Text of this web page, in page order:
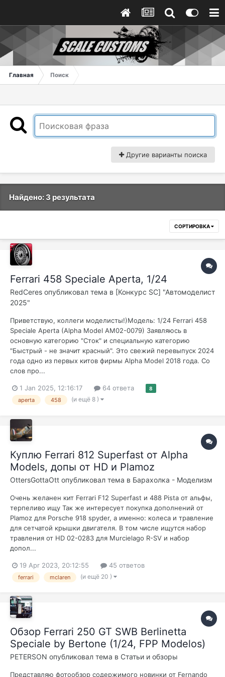
Главная Поиск
Другие варианты поиска
Найдено: 3 результата
СОРТИРОВКА
Ferrari 458 Speciale Aperta, 1/24
RedCeres опубликовал тема в [Конкурс SC] "Автомоделист
2025"
Приветствую, коллеги моделисты!)Модель: 1/24 Ferrari 458
Speciale Aperta (Alpha Model AM02-0079) Заявляюсь в
основную категорию "Сток" и специальную категорию
"Быстрый - не значит красный". Это свежий перевыпуск 2024
года одно из первых китов фирмы Alpha Model 2018 года. Со
слов про...
1 Jan 2025, 12:16:17 64 ответа 8
aperta 458 (и ещё 8 )
Куплю Ferrari 812 Superfast от Alpha
Models, допы от HD и Plamoz
OttersGottaOtt опубликовал тема в Барахолка - Моделизм
Очень желанен кит Ferrari F12 Superfast и 488 Pista от альфы,
терпеливо ищу Так же интересует покупка дополнений от
Plamoz для Porsche 918 spyder, а именно: колеса и травление
для сетчатой крышки двигателя. В том числе ищутся набор
травления от НD 02-0283 для Murcielago R-SV и набор
допол...
19 Apr 2023, 20:12:55 45 ответов
ferrari mclaren (и ещё 20 )
Обзор Ferrari 250 GT SWB Berlinetta
Speciale by Bertone (1/24, FPP Modelos)
PETERSON опубликовал тема в Статьи и обзоры
Представляю фотообзор содержимого новинки от Fernando